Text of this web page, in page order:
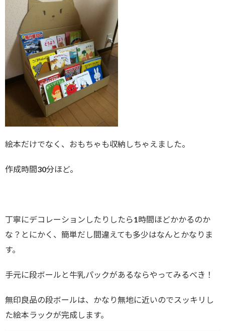
絵本だけでなく、おもちゃも収納しちゃえました。
作成時間30分ほど。
丁寧にデコレーションしたりしたら1時間ほどかかるのか
な？とにかく、簡単だし間違えても多少はなんとかなりま
す。
手元に段ボールと牛乳パックがあるならやってみるべき！
無印良品の段ボールは、かなり無地に近いのでスッキリし
た絵本ラックが完成します。